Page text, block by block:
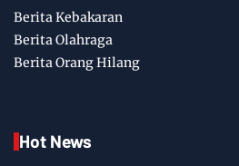
Berita Kebakaran
Berita Olahraga
Berita Orang Hilang
Hot News